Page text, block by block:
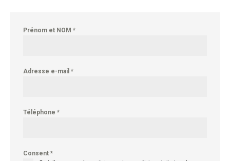
Prénom et NOM *
Adresse e-mail *
Téléphone *
Consent *